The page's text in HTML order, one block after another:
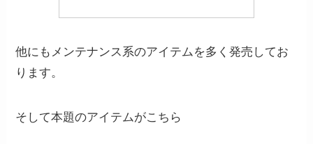
他にもメンテナンス系のアイテムを多く発売してお
ります。
そして本題のアイテムがこちら